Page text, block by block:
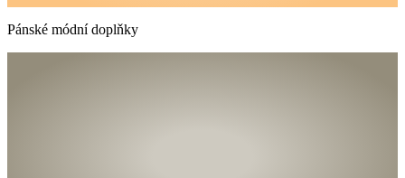
Pánské módní doplňky